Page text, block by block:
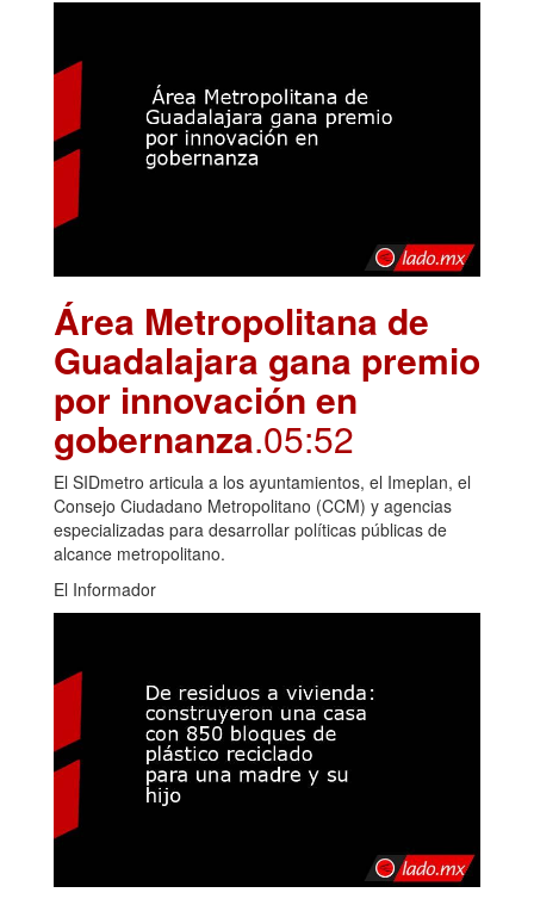
Área Metropolitana de
Guadalajara gana premio
por innovación en
gobernanza.05:52
El SIDmetro articula a los ayuntamientos, el Imeplan, el
Consejo Ciudadano Metropolitano (CCM) y agencias
especializadas para desarrollar políticas públicas de
alcance metropolitano.
El Informador